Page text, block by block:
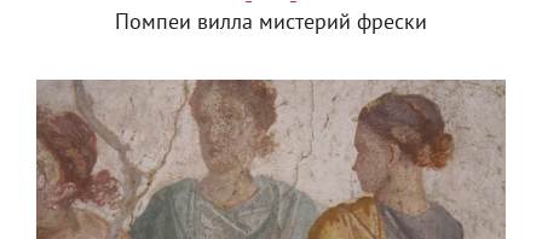
Помпеи вилла мистерий фрески